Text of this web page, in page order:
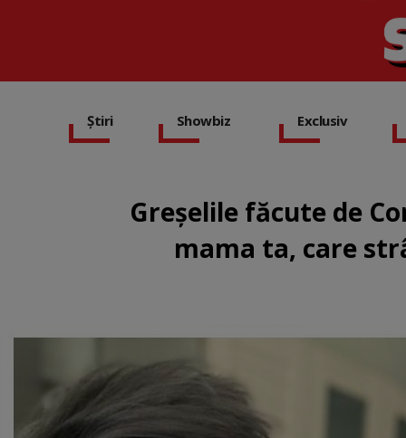
Știri Showbiz Exclusiv
Greșelile făcute de
mama ta, care